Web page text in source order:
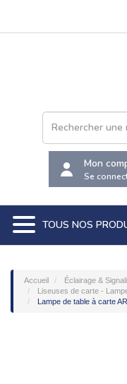
Mon
Se
TOUS NOS
Accueil
Éclairage &
Liseuses de carte -
Lampe de table à carte